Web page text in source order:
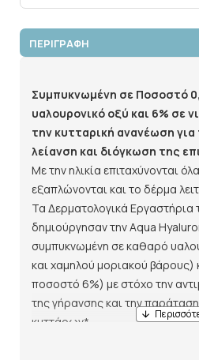
ΠΕΡΙΓΡΑΦΗ
Συμπυκνωμένη σε Ποσοστό
υαλουρονικό οξύ και 6% σε
την κυτταρική ανανέωση
λείανση και διόγκωση της
Με την ηλικία επιταχύνονται
εξαπλώνονται και το δέρμα
Τα Δερματολογικά Εργαστήρια
δημιούργησαν την Aqua
συμπυκνωμένη σε καθαρό
και χαμηλού μοριακού βάρους)
ποσοστό 6%) με στόχο την
της γήρανσης και την
κυττάρων*.